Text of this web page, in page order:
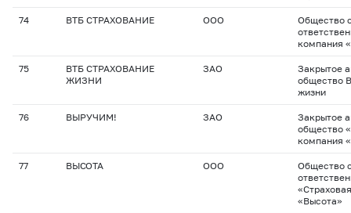
74 ВТБ СТРАХОВАНИЕ ООО
Общество
компания
75
ВТБ СТРАХОВАНИЕ
ЖИЗНИ
ЗАО
Закрытое
общество
жизни
76 ВЫРУЧИМ! ЗАО
Закрытое
общество
компания
77 ВЫСОТА ООО
Общество
«Высота»